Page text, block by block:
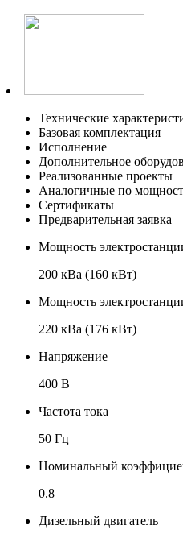
Технические
Базовая комплектация
Исполнение
Дополнительное
Реализованные проекты
Аналогичные по
Сертификаты
Предварительная заявка
Мощность
200 кВа (160 кВт)
Мощность
220 кВа (176 кВт)
Напряжение
400 В
Частота тока
50 Гц
Номинальный
0.8
Дизельный двигатель